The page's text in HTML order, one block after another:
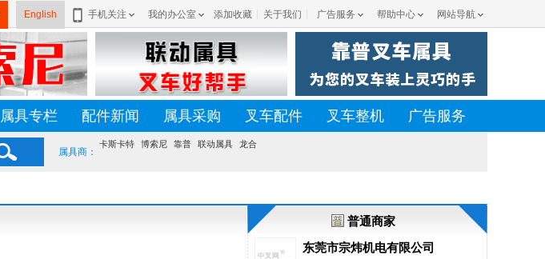
English 手机关注 我的办公室 添加收藏 关于我们 广告服务 帮助中心 网站导航
属具专栏 配件新闻 属具采购 叉车配件 叉车整机 广告服务
属具商：
卡斯卡特 博索尼 靠普 联动属具 龙合
普通商家
东莞市宗炜机电有限公司